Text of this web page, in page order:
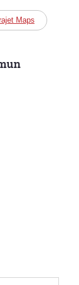
Maps